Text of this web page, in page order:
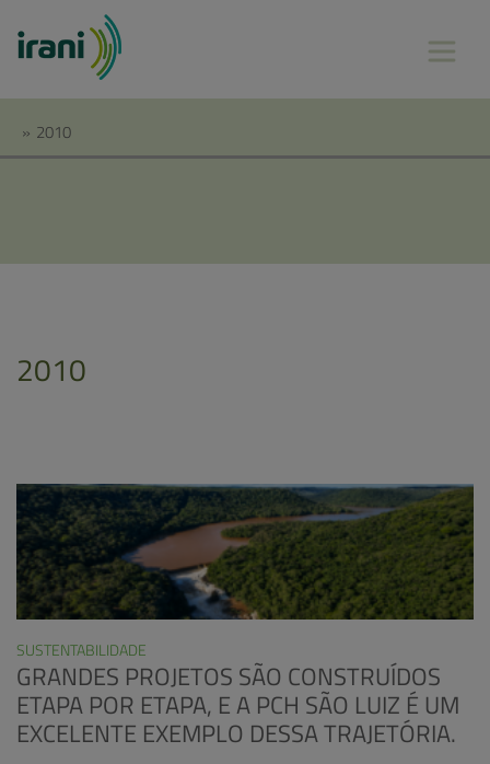
» 2010
2010
SUSTENTABILIDADE
GRANDES PROJETOS SÃO CONSTRUÍDOS
ETAPA POR ETAPA, E A PCH SÃO LUIZ É UM
EXCELENTE EXEMPLO DESSA TRAJETÓRIA.